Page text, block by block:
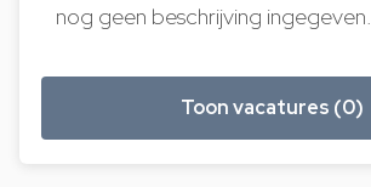
nog geen beschrijving ingegeven.
Toon vacatures (0)